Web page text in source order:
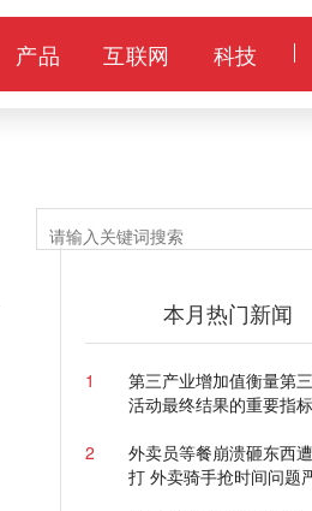
产品 互联网 科技
本月热门新闻
1
第三产业增加值衡量第
活动最终结果的重要指标
2
外卖员等餐崩溃砸东西
打 外卖骑手抢时间问题